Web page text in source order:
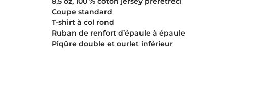
Coupe standard
T-shirt à col rond
Ruban de renfort d’épaule à épaule
Piqûre double et ourlet inférieur